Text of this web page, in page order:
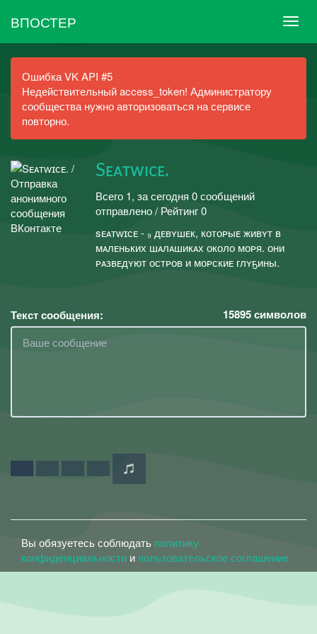
ВПОСТЕР
Ошибка VK API #5
Недействительный access_token! Администратору
сообщества нужно авторизоваться на сервисе
повторно.
Sᴇᴀᴛᴡɪсᴇ.
Всего 1, за сегодня 0 сообщений
отправлено / Рейтинг 0
sᴇᴀᴛᴡɪᴄᴇ - ₉ дᴇвʏшᴇк, котоᴘыᴇ живʏт в
мᴀлᴇньких шᴀлᴀшикᴀх около моᴘя. они
ᴘᴀзвᴇдʏют остᴘов и моᴘскиᴇ глʏҕины.
Текст сообщения: 15895символов
Вы обязуетесь соблюдать политику
конфиденциальности и пользовательское соглашение